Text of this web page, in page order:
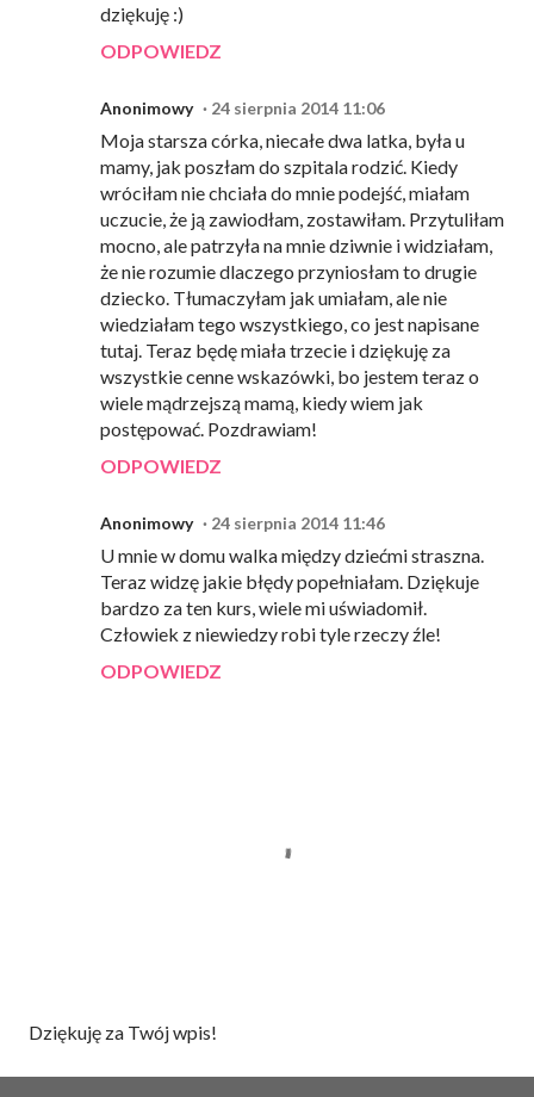
dziękuję :)
ODPOWIEDZ
Anonimowy 24 sierpnia 2014 11:06
Moja starsza córka, niecałe dwa latka, była u
mamy, jak poszłam do szpitala rodzić. Kiedy
wróciłam nie chciała do mnie podejść, miałam
uczucie, że ją zawiodłam, zostawiłam. Przytuliłam
mocno, ale patrzyła na mnie dziwnie i widziałam,
że nie rozumie dlaczego przyniosłam to drugie
dziecko. Tłumaczyłam jak umiałam, ale nie
wiedziałam tego wszystkiego, co jest napisane
tutaj. Teraz będę miała trzecie i dziękuję za
wszystkie cenne wskazówki, bo jestem teraz o
wiele mądrzejszą mamą, kiedy wiem jak
postępować. Pozdrawiam!
ODPOWIEDZ
Anonimowy 24 sierpnia 2014 11:46
U mnie w domu walka między dziećmi straszna.
Teraz widzę jakie błędy popełniałam. Dziękuje
bardzo za ten kurs, wiele mi uświadomił.
Człowiek z niewiedzy robi tyle rzeczy źle!
ODPOWIEDZ
P
z
Dziękuję za Twój wpis!